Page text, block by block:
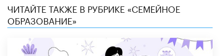
ЧИТАЙТЕ ТАКЖЕ В РУБРИКЕ «СЕМЕЙНОЕ
ОБРАЗОВАНИЕ»